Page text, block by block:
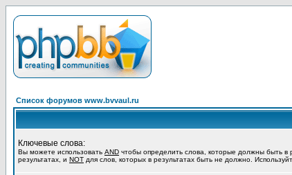
Список форумов www.bvvaul.ru
Ключевые слова:
Вы можете использовать AND чтобы определить слова, которые должны быть в
результатах, и NOT для слов, которых в результатах быть не должно.